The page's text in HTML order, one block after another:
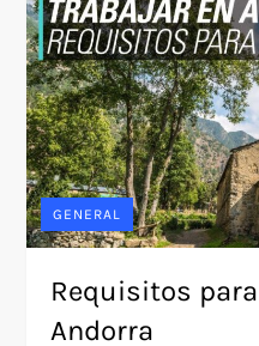
GENERAL
Requisitos
Andorra